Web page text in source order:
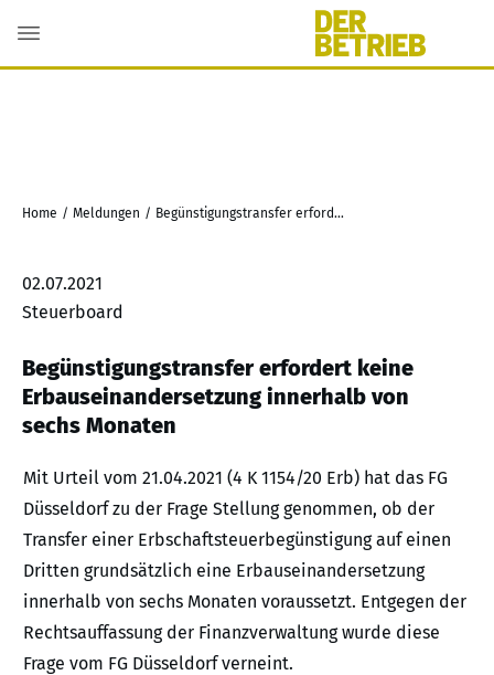
Home / Meldungen / Begünstigungstransfer erfordert keine Erbauseinandersetzung innerhalb von sechs Monaten
02.07.2021
Steuerboard
Begünstigungstransfer erfordert keine
Erbauseinandersetzung innerhalb von
sechs Monaten
Mit Urteil vom 21.04.2021 (4 K 1154/20 Erb) hat das FG
Düsseldorf zu der Frage Stellung genommen, ob der
Transfer einer Erbschaftsteuerbegünstigung auf einen
Dritten grundsätzlich eine Erbauseinandersetzung
innerhalb von sechs Monaten voraussetzt. Entgegen der
Rechtsauffassung der Finanzverwaltung wurde diese
Frage vom FG Düsseldorf verneint.